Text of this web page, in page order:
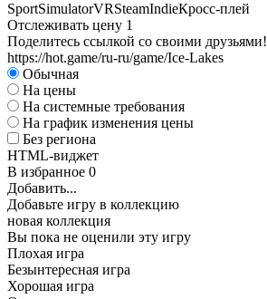
SportSimulatorVRSteamIndieКросс-плей
Отслеживать цену 1
Поделитесь ссылкой со своими друзьями!
https://hot.game/ru-ru/game/Ice-Lakes
Обычная
На цены
На системные требования
На график изменения цены
Без региона
HTML-виджет
В избранное 0
Добавить...
Добавьте игру в коллекцию
новая коллекция
Вы пока не оценили эту игру
Плохая игра
Безынтересная игра
Хорошая игра